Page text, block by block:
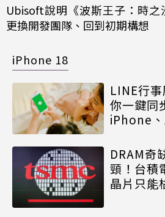
Ubisoft說明《波斯王子：時
更換開發團隊、回到初期構想
iPhone 18
LINE行
你一鍵同
iPhone
DRAM奇
頸！台積
晶片只能